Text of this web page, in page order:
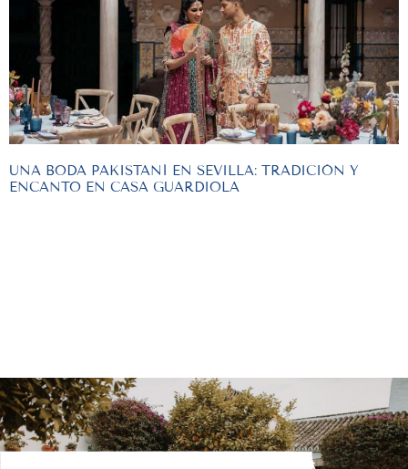
UNA BODA PAKISTANÍ EN SEVILLA: TRADICIÓN Y
ENCANTO EN CASA GUARDIOLA